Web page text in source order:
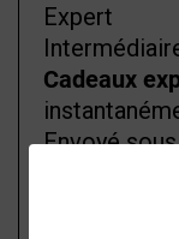
Expert
Cadeaux
Envoyé